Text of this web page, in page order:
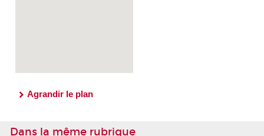
Agrandir le plan
Dans la même rubrique